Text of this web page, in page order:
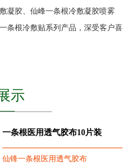
凝胶、仙峰一条根冷敷凝胶喷雾
条根冷敷贴系列产品，深受客户喜
示
一条根医用透气胶布10片装
仙锋一条根医用透气胶布